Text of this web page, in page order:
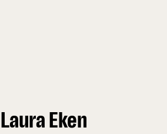
Laura Eken